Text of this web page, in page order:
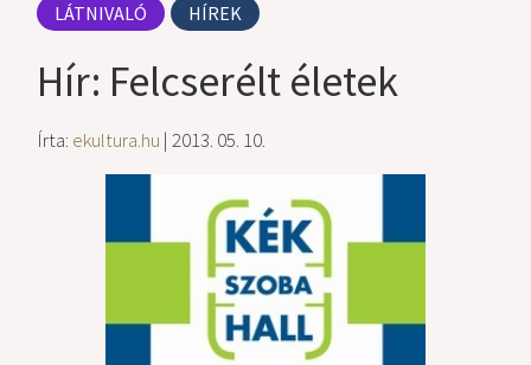
LÁTNIVALÓ HÍREK
Hír: Felcserélt életek
Írta: ekultura.hu | 2013. 05. 10.